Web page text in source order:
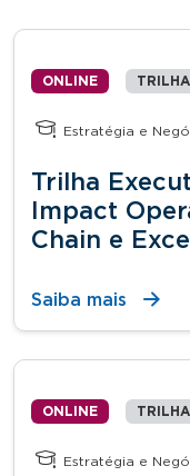
ONLINE
Estratégia e
Trilha
Impact
Chain e
Saiba mais
ONLINE
Estratégia e